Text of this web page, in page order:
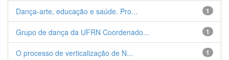
1
Dança-arte, educação e saúde. Pro...
1
Grupo de dança da UFRN Coordenado...
1
O processo de verticalização de N...